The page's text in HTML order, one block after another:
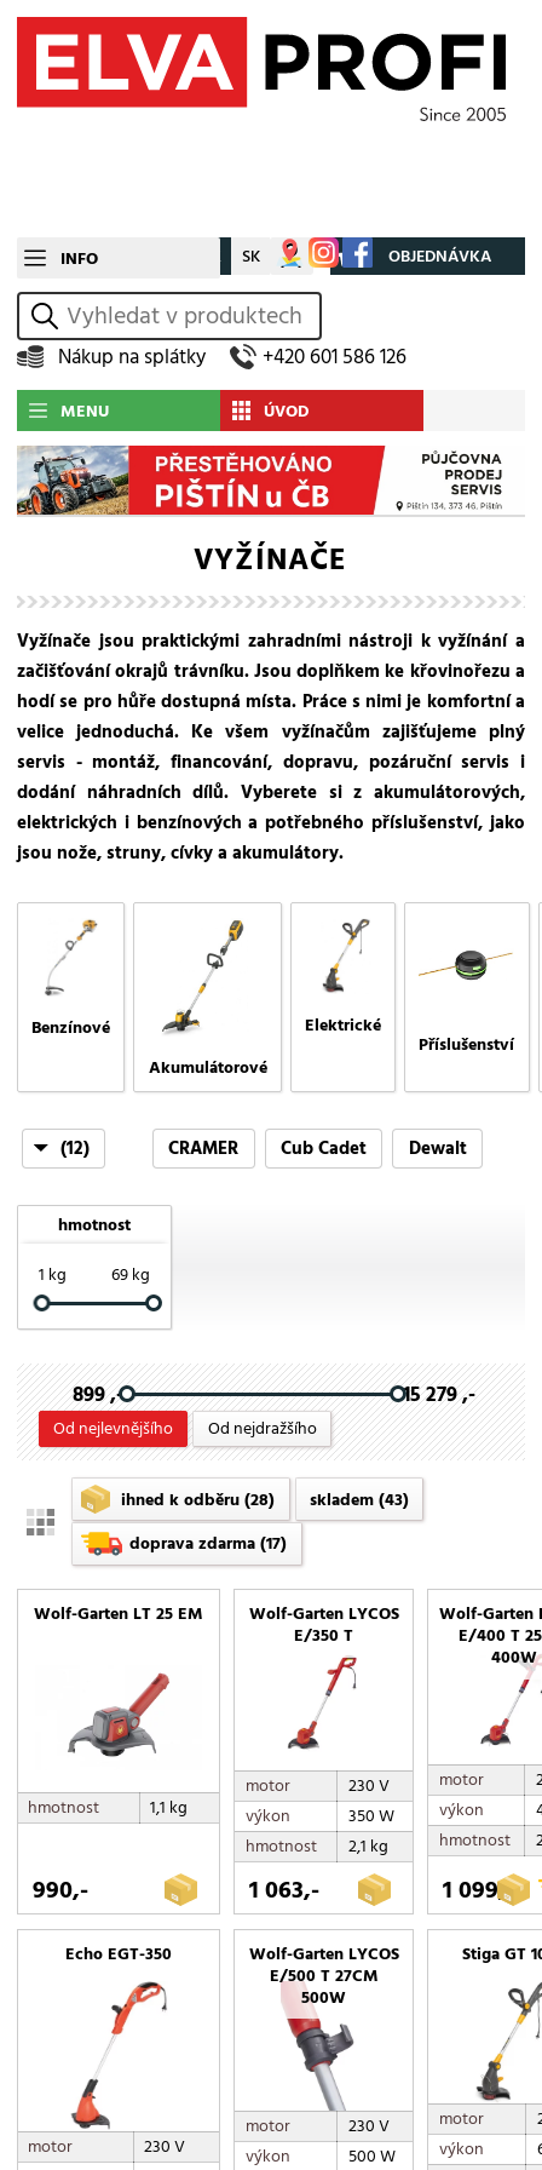
INFO CZ SK Můj účet OBJEDNÁVKA
vyhledat
Nákup na splátky +420 601 586 126
MENU ÚVOD
VYŽÍNAČE
Vyžínače jsou praktickými zahradními nástroji k vyžínání a
začišťování okrajů trávníku. Jsou doplňkem ke křovinořezu a
hodí se pro hůře dostupná místa. Práce s nimi je komfortní a
velice jednoduchá. Ke všem vyžínačům zajišťujeme plný
servis - montáž, financování, dopravu, pozáruční servis i
dodání náhradních dílů. Vyberete si z akumulátorových,
elektrických i benzínových a potřebného příslušenství, jako
jsou nože, struny, cívky a akumulátory.
Benzínové
Akumulátorové
Elektrické
Příslušenství
(12) CRAMER Cub Cadet
Dewalt
Riwall PRO
hmotnost
1 kg
69 kg
899 ,- 15 279 ,-
Od nejlevnějšího Od nejdražšího
ihned k odběru(28) skladem(43)
doprava zdarma(17)
Wolf-Garten LT 25 EM
hmotnost 1,1 kg
990,-
Wolf-Garten LYCOS
E/350 T
motor
230 V
výkon
350 W
hmotnost
2,1 kg
1 063,-
Wolf-Garten
E/400 T
400W
motor
výkon
hmotnost
1 099,-
Echo EGT-350
motor
230 V
Wolf-Garten LYCOS
E/500 T 27CM
500W
motor
230 V
výkon
500 W
Stiga GT
motor
výkon